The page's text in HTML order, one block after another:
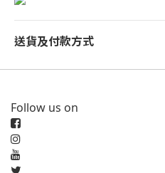
送貨及付款方式
Follow us on